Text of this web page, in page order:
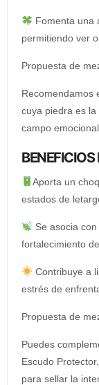
Fomenta una
permitiendo ver
Propuesta de
Recomendamos
cuya piedra es
campo
Aporta un
estados de
Se asocia
fortalecimiento
Contribuye a
estrés de
Propuesta de
Puedes
Escudo
para sellar la